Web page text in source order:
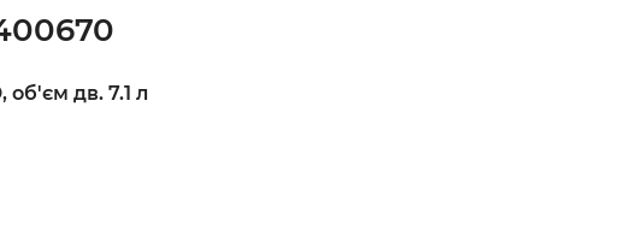
об'єм дв. 7.1 л